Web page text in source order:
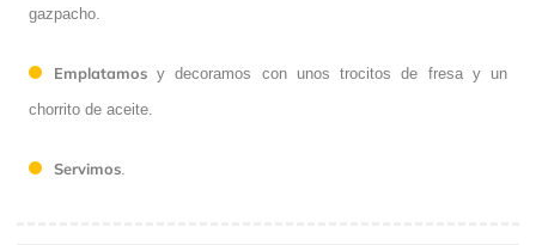
gazpacho.
Emplatamosy decoramos con unos trocitos de fresa y un
chorrito de aceite.
Servimos